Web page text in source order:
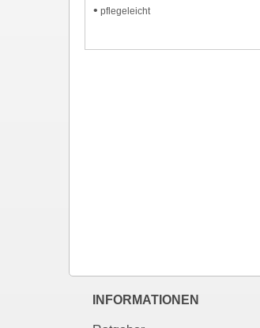
• pflegeleicht
INFORMATIONEN